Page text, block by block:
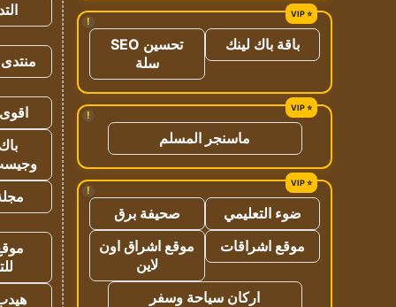
!
باقة باك لينك
تحسين SEO
سلة
!
ماسنجر المسلم
!
ضوء التعليمي
صحيفة برق
موقع اشراقات
موقع اشراق اون
لاين
اركان سياحة وسفر